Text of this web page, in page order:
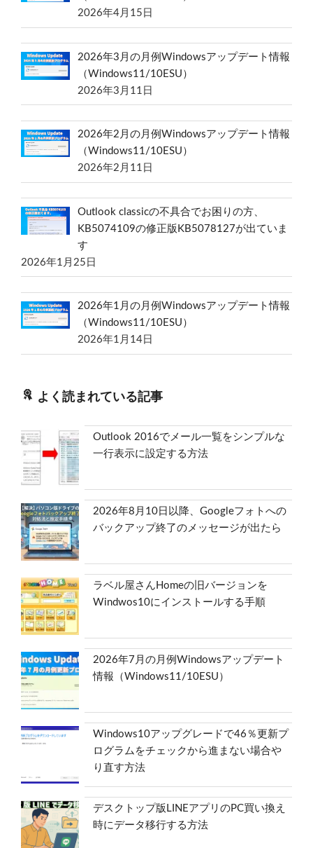
2026年4月15日
2026年3月の月例Windowsアップデート情報
（Windows11/10ESU）
2026年3月11日
2026年2月の月例Windowsアップデート情報
（Windows11/10ESU）
2026年2月11日
Outlook classicの不具合でお困りの方、
KB5074109の修正版KB5078127が出ていま
す
2026年1月25日
2026年1月の月例Windowsアップデート情報
（Windows11/10ESU）
2026年1月14日
よく読まれている記事
Outlook 2016でメール一覧をシンプルな
一行表示に設定する方法
2026年8月10日以降、Googleフォトへの
バックアップ終了のメッセージが出たら
ラベル屋さんHomeの旧バージョンを
Windwos10にインストールする手順
2026年7月の月例Windowsアップデート
情報（Windows11/10ESU）
Windows10アップグレードで46％更新プ
ログラムをチェックから進まない場合や
り直す方法
デスクトップ版LINEアプリのPC買い換え
時にデータ移行する方法